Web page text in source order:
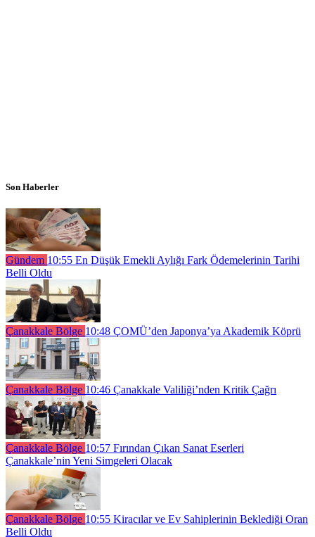
Son Haberler
Gündem 10:55 En Düşük Emekli Aylığı Fark Ödemelerinin Tarihi
Belli Oldu
Çanakkale Bölge 10:48 ÇOMÜ’den Japonya’ya Akademik Köprü
Çanakkale Bölge 10:46 Çanakkale Valiliği’nden Kritik Çağrı
Çanakkale Bölge 10:57 Fırından Çıkan Sanat Eserleri
Çanakkale’nin Yeni Simgeleri Olacak
Çanakkale Bölge 10:55 Kiracılar ve Ev Sahiplerinin Beklediği Oran
Belli Oldu